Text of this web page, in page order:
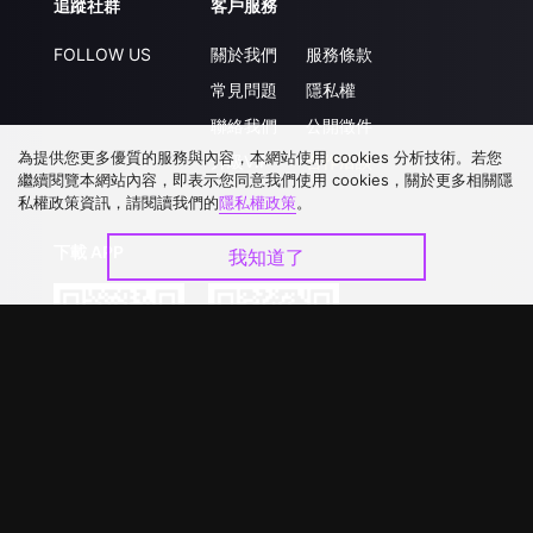
追蹤社群
FOLLOW US
客戶服務
關於我們
常見問題
聯絡我們
升級VIP
服務條款
隱私權
公開徵件
合作洽談
為提供您更多優質的服務與內容，本網站使用 cookies 分析技術。若您
繼續閱覽本網站內容，即表示您同意我們使用 cookies，關於更多相關隱
私權政策資訊，請閱讀我們的隱私權政策。
我知道了